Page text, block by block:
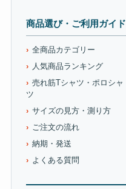
商品選び・ご利用ガイド
全商品カテゴリー
人気商品ランキング
売れ筋Tシャツ・ポロシャ
ツ
サイズの見方・測り方
ご注文の流れ
納期・発送
よくある質問